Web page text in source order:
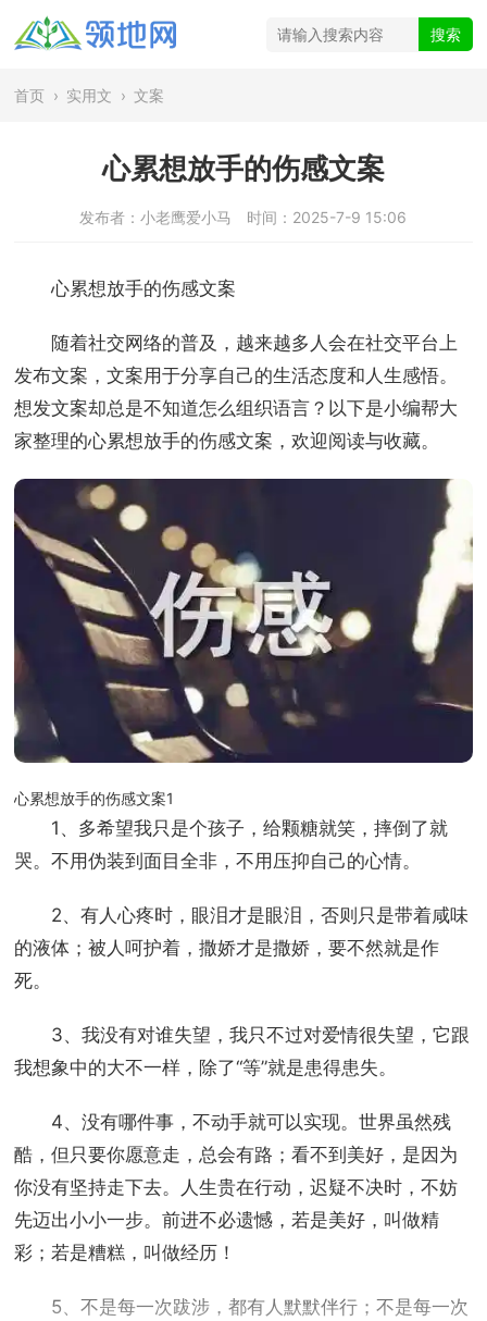
首页 › 实用文 › 文案
心累想放手的伤感文案
发布者：小老鹰爱小马 时间：2025-7-9 15:06
心累想放手的伤感文案
随着社交网络的普及，越来越多人会在社交平台上
发布文案，文案用于分享自己的生活态度和人生感悟。
想发文案却总是不知道怎么组织语言？以下是小编帮大
家整理的心累想放手的伤感文案，欢迎阅读与收藏。
心累想放手的伤感文案1
1、多希望我只是个孩子，给颗糖就笑，摔倒了就
哭。不用伪装到面目全非，不用压抑自己的心情。
2、有人心疼时，眼泪才是眼泪，否则只是带着咸味
的液体；被人呵护着，撒娇才是撒娇，要不然就是作
死。
3、我没有对谁失望，我只不过对爱情很失望，它跟
我想象中的大不一样，除了“等”就是患得患失。
4、没有哪件事，不动手就可以实现。世界虽然残
酷，但只要你愿意走，总会有路；看不到美好，是因为
你没有坚持走下去。人生贵在行动，迟疑不决时，不妨
先迈出小小一步。前进不必遗憾，若是美好，叫做精
彩；若是糟糕，叫做经历！
5、不是每一次跋涉，都有人默默伴行；不是每一次